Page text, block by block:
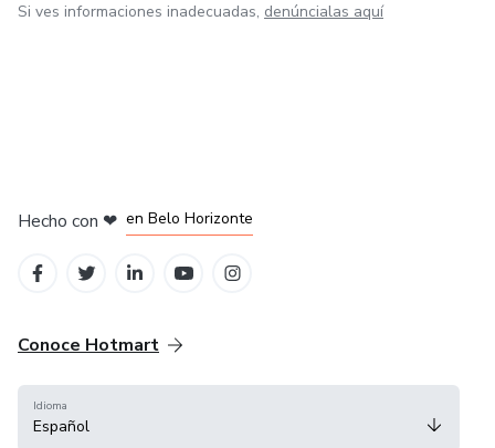
Si ves informaciones inadecuadas, denúncialas aquí
Hecho con ❤ en Belo Horizonte
Conoce Hotmart
Idioma
Español